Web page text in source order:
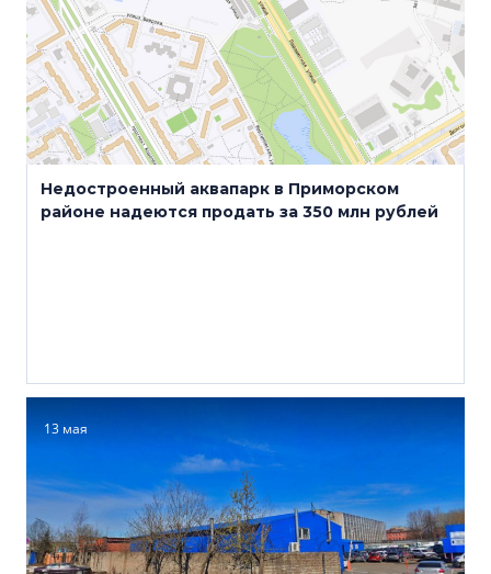
Недостроенный аквапарк в Приморском
районе надеются продать за 350 млн рублей
13 мая